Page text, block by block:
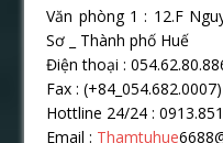
Văn phòng 1 : 12.F
Sơ _ Thành phố Huế
Điện thoại :
Fax : (+84_054.682.0007)
Hottline 24/24 :
Email : Thamtuhue